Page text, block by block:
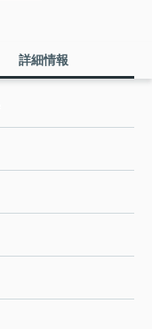
詳細情報